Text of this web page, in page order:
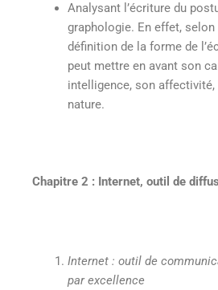
Analysant l’écriture du
graphologie. En effet,
définition de la forme de
peut mettre en avant son
intelligence, son
nature.
Chapitre 2 : Internet, outil de
Internet : outil de
par excellence